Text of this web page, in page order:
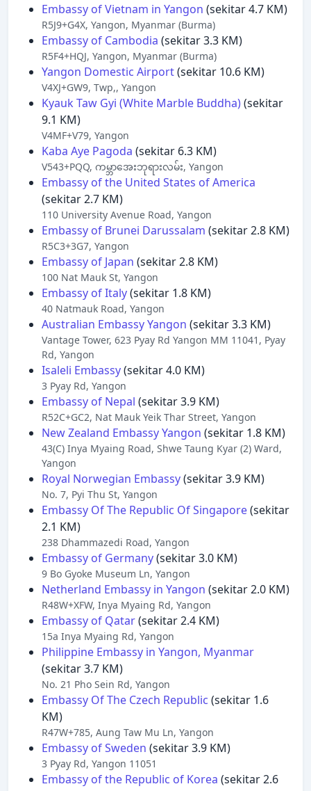
Embassy of Vietnam in Yangon (sekitar 4.7 KM)
R5J9+G4X, Yangon, Myanmar (Burma)
Embassy of Cambodia (sekitar 3.3 KM)
R5F4+HQJ, Yangon, Myanmar (Burma)
Yangon Domestic Airport(sekitar 10.6 KM)
V4XJ+GW9, Twp,, Yangon
Kyauk Taw Gyi (White Marble Buddha)(sekitar
9.1 KM)
V4MF+V79, Yangon
Kaba Aye Pagoda (sekitar 6.3 KM)
V543+PQQ, ကမ္ဘာအေးဘုရားလမ်း, Yangon
Embassy of the United States of America
(sekitar 2.7 KM)
110 University Avenue Road, Yangon
Embassy of Brunei Darussalam (sekitar 2.8 KM)
R5C3+3G7, Yangon
Embassy of Japan (sekitar 2.8 KM)
100 Nat Mauk St, Yangon
Embassy of Italy(sekitar 1.8 KM)
40 Natmauk Road, Yangon
Australian Embassy Yangon (sekitar 3.3 KM)
Vantage Tower, 623 Pyay Rd Yangon MM 11041, Pyay
Rd, Yangon
Isaleli Embassy(sekitar 4.0 KM)
3 Pyay Rd, Yangon
Embassy of Nepal (sekitar 3.9 KM)
R52C+GC2, Nat Mauk Yeik Thar Street, Yangon
New Zealand Embassy Yangon (sekitar 1.8 KM)
43(C) Inya Myaing Road, Shwe Taung Kyar (2) Ward,
Yangon
Royal Norwegian Embassy(sekitar 3.9 KM)
No. 7, Pyi Thu St, Yangon
Embassy Of The Republic Of Singapore(sekitar
2.1 KM)
238 Dhammazedi Road, Yangon
Embassy of Germany(sekitar 3.0 KM)
9 Bo Gyoke Museum Ln, Yangon
Netherland Embassy in Yangon (sekitar 2.0 KM)
R48W+XFW, Inya Myaing Rd, Yangon
Embassy of Qatar(sekitar 2.4 KM)
15a Inya Myaing Rd, Yangon
Philippine Embassy in Yangon, Myanmar
(sekitar 3.7 KM)
No. 21 Pho Sein Rd, Yangon
Embassy Of The Czech Republic (sekitar 1.6
KM)
R47W+785, Aung Taw Mu Ln, Yangon
Embassy of Sweden (sekitar 3.9 KM)
3 Pyay Rd, Yangon 11051
Embassy of the Republic of Korea (sekitar 2.6